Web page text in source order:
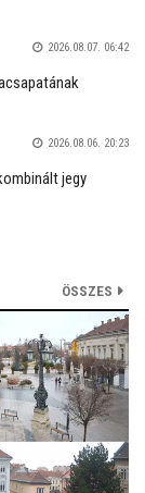
2026.08.07. 06:42
2026.08.06. 20:23
jegy
ÖSSZES